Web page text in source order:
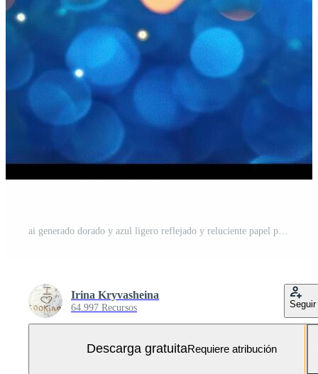
Irina Kryvasheina
64.997 Recursos Seguir
Descarga gratuitaRequiere atribución